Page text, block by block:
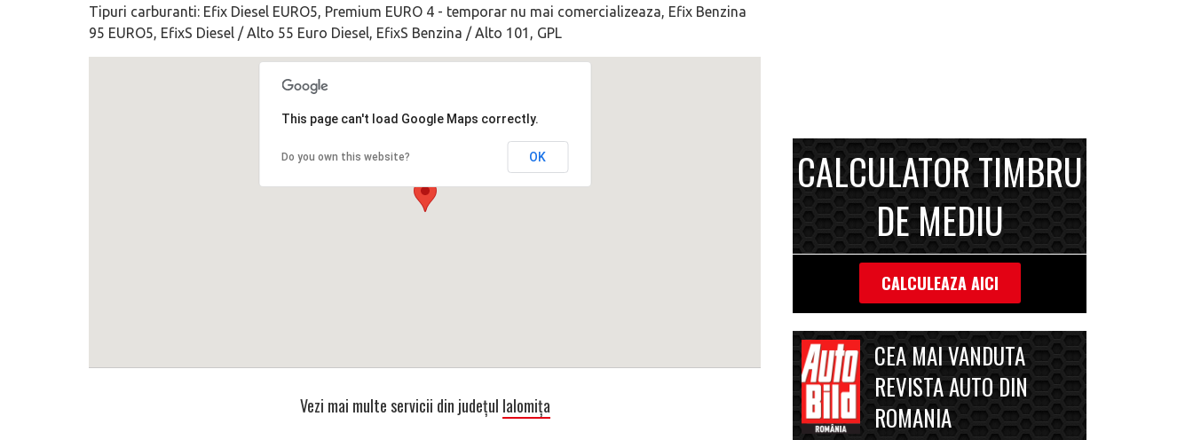
Tipuri carburanti: Efix Diesel EURO5, Premium EURO 4 - temporar nu mai comercializeaza, Efix Benzina
95 EURO5, EfixS Diesel / Alto 55 Euro Diesel, EfixS Benzina / Alto 101, GPL
This page can't load Google Maps correctly.
Do you own this website? OK
Vezi mai multe servicii din județul Ialomița
CALCULATOR TIMBRU
DE MEDIU
CALCULEAZA AICI
CEA MAI VANDUTA
REVISTA AUTO DIN
ROMANIA